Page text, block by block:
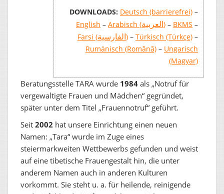
DOWNLOADS: Deutsch (barrierefrei) –
English – Arabisch (العربية) – BKMS –
Farsi (الفارسية) – Türkisch (Türkçe) –
Rumänisch (Română) – Ungarisch
(Magyar)
Beratungsstelle TARA wurde 1984 als „Notruf für
vergewaltigte Frauen und Mädchen“ gegründet,
später unter dem Titel „Frauennotruf“ geführt.
Seit 2002 hat unsere Einrichtung einen neuen
Namen: „Tara“ wurde im Zuge eines
steiermarkweiten Wettbewerbs gefunden und weist
auf eine tibetische Frauengestalt hin, die unter
anderem Namen auch in anderen Kulturen
vorkommt. Sie steht u. a. für heilende, reinigende